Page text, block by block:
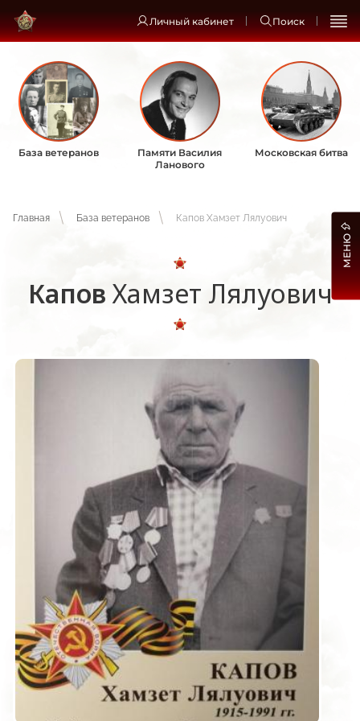
Личный кабинет Поиск
База ветеранов
Памяти Василия
Ланового
Московская битва
Главная База ветеранов Капов Хамзет Лялуович
Капов Хамзет Лялуович
МЕНЮ